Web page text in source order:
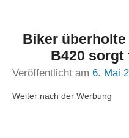
Biker
B420 sorgt
Veröffentlicht am 6. Mai
Weiter nach der Werbung